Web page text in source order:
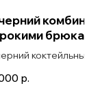
коктейльный
палаццо Reina
р.